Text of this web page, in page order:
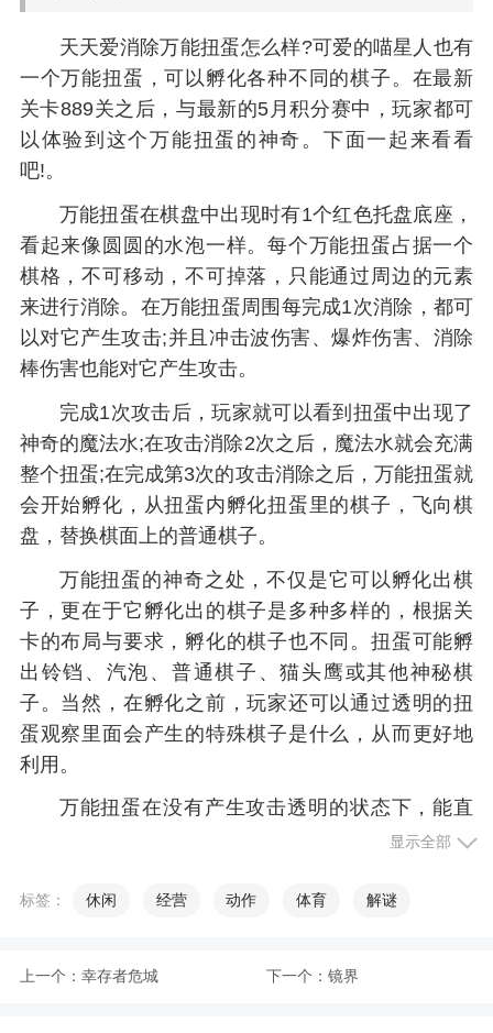
天天爱消除万能扭蛋怎么样?可爱的喵星人也有
一个万能扭蛋，可以孵化各种不同的棋子。在最新
关卡889关之后，与最新的5月积分赛中，玩家都可
以体验到这个万能扭蛋的神奇。下面一起来看看
吧!。
万能扭蛋在棋盘中出现时有1个红色托盘底座，
看起来像圆圆的水泡一样。每个万能扭蛋占据一个
棋格，不可移动，不可掉落，只能通过周边的元素
来进行消除。在万能扭蛋周围每完成1次消除，都可
以对它产生攻击;并且冲击波伤害、爆炸伤害、消除
棒伤害也能对它产生攻击。
完成1次攻击后，玩家就可以看到扭蛋中出现了
神奇的魔法水;在攻击消除2次之后，魔法水就会充满
整个扭蛋;在完成第3次的攻击消除之后，万能扭蛋就
会开始孵化，从扭蛋内孵化扭蛋里的棋子，飞向棋
盘，替换棋面上的普通棋子。
万能扭蛋的神奇之处，不仅是它可以孵化出棋
子，更在于它孵化出的棋子是多种多样的，根据关
卡的布局与要求，孵化的棋子也不同。扭蛋可能孵
出铃铛、汽泡、普通棋子、猫头鹰或其他神秘棋
子。当然，在孵化之前，玩家还可以通过透明的扭
蛋观察里面会产生的特殊棋子是什么，从而更好地
利用。
万能扭蛋在没有产生攻击透明的状态下，能直
接的观察到里面的棋子孵化情况。比如说，当扭蛋
就是水泡棋子。在含有万能扭蛋的关卡中，玩家可
显示全部
标签： 休闲 经营 动作 体育 解谜
上一个： 幸存者危城 下一个： 镜界